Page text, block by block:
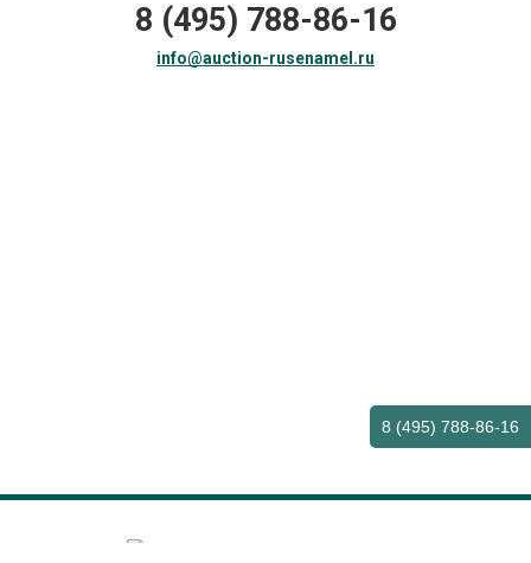
8 (495) 788-86-16
8 (495) 788-86-16
info@auction-rusenamel.ru